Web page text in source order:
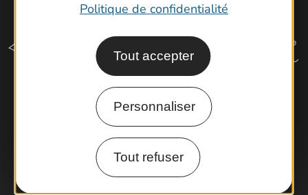
Politique de confidentialité
Tout accepter
Personnaliser
Tout refuser
Comment venir ?
Espace Pro